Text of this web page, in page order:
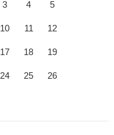
3 4 5
10 11 12
17 18 19
24 25 26